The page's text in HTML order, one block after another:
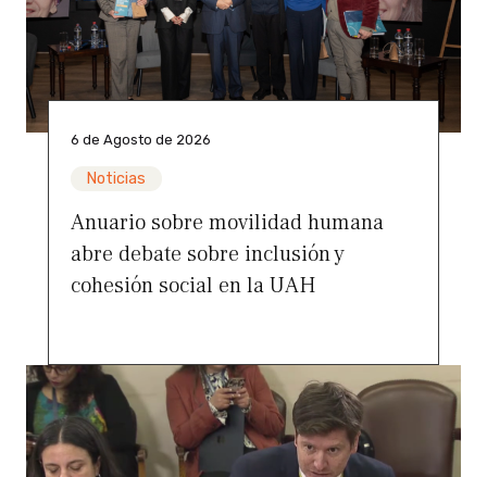
6 de Agosto de 2026
Noticias
Anuario sobre movilidad humana
abre debate sobre inclusión y
cohesión social en la UAH